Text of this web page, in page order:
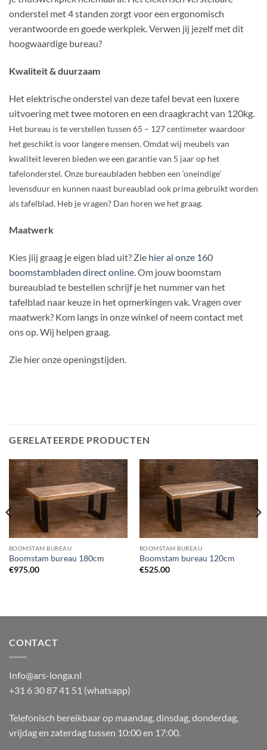
onderstel met 4 standen zorgt voor een ergonomisch
verantwoorde en goede werkplek. Verwen jij jezelf met dit
hoogwaardige bureau?
Kwaliteit & duurzaam
Het elektrische onderstel van deze tafel bevat een luxere
uitvoering met twee motoren en een draagkracht van 120kg.
Het bureau is te verstellen tussen 65 – 127 centimeter waardoor
het geschikt is voor langere mensen.Omdat wij meubels van
kwaliteit leveren bieden we een garantie van 5 jaar op het
tafelonderstel. Onze bureaubladen hebben een ‘oneindige’
levensduur en kunnen naast bureaublad ook prima gebruikt worden
als tafelblad. Heb je vragen? Dan horen we het graag.
Maatwerk
Kies jiij graag je eigen blad uit? Zie hier al onze 160
boomstambladen direct online.Om jouw boomstam
bureaublad te bestellen schrijf je het nummer van het
tafelblad naar keuze in het opmerkingen vak. Vragen over
maatwerk? Kom langs in onze winkel of neem contact met
ons op. Wij helpen graag.
Zie hieronze openingstijden.
GERELATEERDE PRODUCTEN
BOOMSTAM BUREAU
Boomstam bureau 180cm
€975.00
BOOMSTAM BUREAU
Boomstam bureau 120cm
€525.00
CONTACT
Info@ars-longa.nl
+31 6 30 87 41 51 (whatsapp)
Telefonisch bereikbaar op maandag, dinsdag, donderdag,
vrijdag en zaterdag tussen 10:00 en 17:00.